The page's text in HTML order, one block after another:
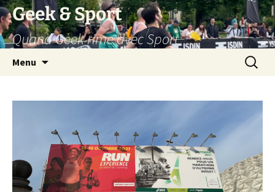
Aller
au
contenu
Geek & Sport
Quand Geek rime avec Sport
Menu